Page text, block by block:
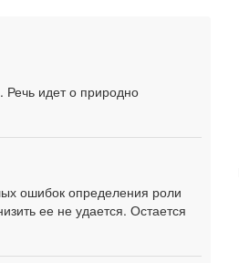
Речь идет о природно
ошибок определения роли
ее не удается. Остается